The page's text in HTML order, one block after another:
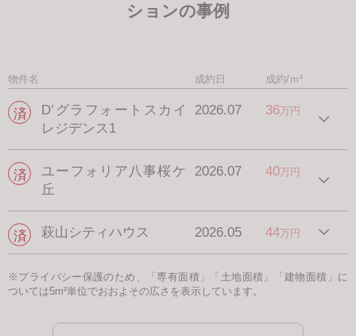
ションの事例
物件名 成約日 成約/ｍ²
D’グラフォートスカイ
レジデンス1
2026.07 36万円
ユーフォリア八事桜ケ
丘
2026.07 40万円
萩山シティハウス 2026.05 44万円
※プライバシー保護のため、「専有面積」「土地面積」「建物面積」に
ついては5m²単位でおおよその広さを表示しています。